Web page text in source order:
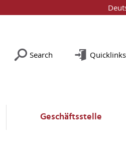
Search Quicklinks
Geschäftsstelle